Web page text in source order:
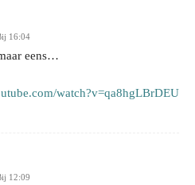
16:04
eens…
watch?v=qa8hgLBrDEU
12:09